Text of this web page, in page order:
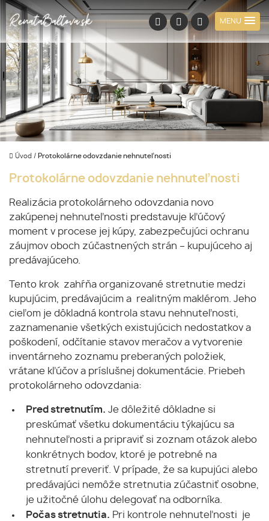
MENU
Úvod / Protokolárne odovzdanie nehnuteľnosti
Protokolárne odovzdanie nehnuteľnosti
Realizácia protokolárneho odovzdania novo
zakúpenej nehnuteľnosti predstavuje kľúčový
moment v procese jej kúpy, zabezpečujúci ochranu
záujmov oboch zúčastnených strán – kupujúceho aj
predávajúceho.
Tento krok zahŕňa organizované stretnutie medzi
kupujúcim, predávajúcim a realitným maklérom. Jeho
cieľom je dôkladná kontrola stavu nehnuteľnosti,
zaznamenanie všetkých existujúcich nedostatkov a
poškodení, odčítanie stavov meračov a vytvorenie
inventárneho zoznamu preberaných položiek,
vrátane kľúčov a príslušnej dokumentácie. Priebeh
protokolárneho odovzdania:
Pred stretnutím. Je dôležité dôkladne si
preskúmať všetku dokumentáciu týkajúcu sa
nehnuteľnosti a pripraviť si zoznam otázok alebo
konkrétnych bodov, ktoré je potrebné na
stretnutí preveriť. V prípade, že sa kupujúci alebo
predávajúci nemôže stretnutia zúčastniť osobne,
je užitočné úlohu delegovať na odborníka.
Počas stretnutia. Pri kontrole nehnuteľnosti je